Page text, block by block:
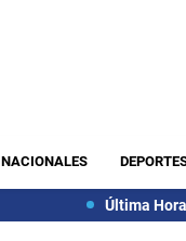
NACIONALES
Última Hora